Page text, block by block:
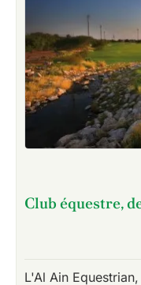
Club équestre,
L'Al Ain